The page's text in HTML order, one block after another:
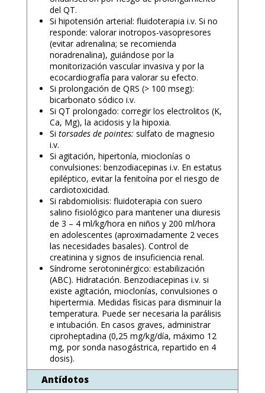
del QT.
Si hipotensión arterial: fluidoterapia i.v. Si no
responde: valorar inotropos-vasopresores
(evitar adrenalina; se recomienda
noradrenalina), guiándose por la
monitorización vascular invasiva y por la
ecocardiografía para valorar su efecto.
Si prolongación de QRS (> 100 mseg):
bicarbonato sódico i.v.
Si QT prolongado: corregir los electrolitos (K,
Ca, Mg), la acidosis y la hipoxia.
Si torsades de pointes: sulfato de magnesio
i.v.
Si agitación, hipertonía, mioclonías o
convulsiones: benzodiacepinas i.v. En estatus
epiléptico, evitar la fenitoína por el riesgo de
cardiotoxicidad.
Si rabdomiolisis: fluidoterapia con suero
salino fisiológico para mantener una diuresis
de 3 – 4 ml/kg/hora en niños y 200 ml/hora
en adolescentes (aproximadamente 2 veces
las necesidades basales). Control de
creatinina y signos de insuficiencia renal.
Síndrome serotoninérgico: estabilización
(ABC). Hidratación. Benzodiacepinas i.v. si
existe agitación, mioclonías, convulsiones o
hipertermia. Medidas físicas para disminuir la
temperatura. Puede ser necesaria la parálisis
e intubación. En casos graves, administrar
ciproheptadina (0,25 mg/kg/día, máximo 12
mg, por sonda nasogástrica, repartido en 4
dosis).
Antídotos